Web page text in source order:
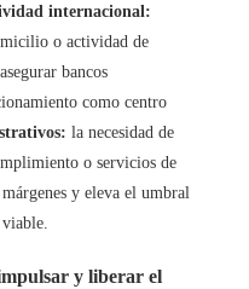
internacional:
o actividad de
bancos
como centro
la necesidad de
o servicios de
y eleva el umbral
viable.
y liberar el